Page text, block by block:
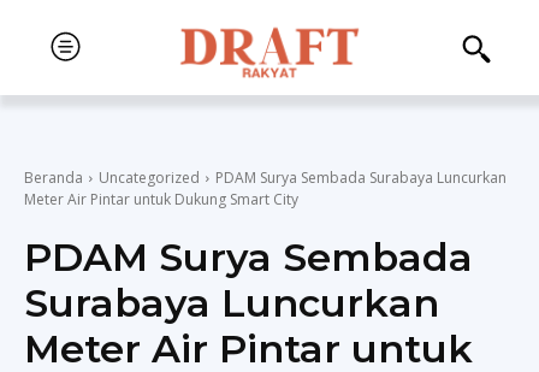
Beranda Uncategorized
PDAM Surya Sembada Surabaya Luncurkan
Meter Air Pintar untuk Dukung Smart City
PDAM Surya Sembada
Surabaya Luncurkan
Meter Air Pintar untuk